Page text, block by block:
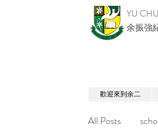
YU
余振強
歡迎來到余二
All Posts